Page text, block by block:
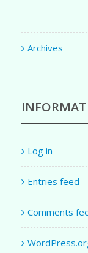
Archives
Log in
Entries feed
Comments